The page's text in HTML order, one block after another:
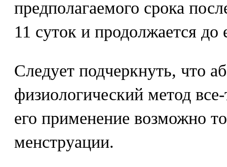
предполагаемого срока
11 суток и продолжается до
Следует подчеркнуть, что
физиологический метод
его применение возможно
менструации.